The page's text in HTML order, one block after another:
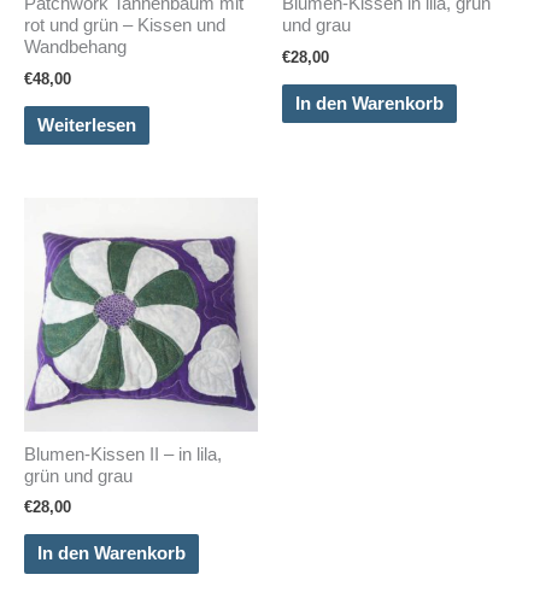
Patchwork Tannenbaum mit
rot und grün – Kissen und
Wandbehang
€48,00
Weiterlesen
Blumen-Kissen in lila, grün
und grau
€28,00
In den Warenkorb
Blumen-Kissen II – in lila,
grün und grau
€28,00
In den Warenkorb